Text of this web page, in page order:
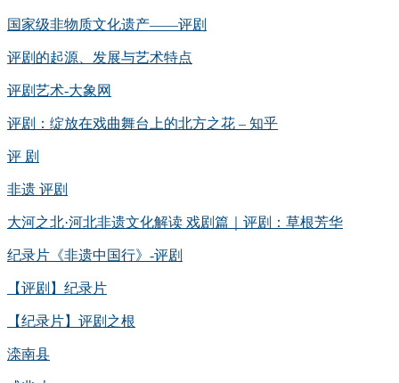
国家级非物质文化遗产——评剧
评剧的起源、发展与艺术特点
评剧艺术-大象网
评剧：绽放在戏曲舞台上的北方之花 – 知乎
评 剧
非遗 评剧
大河之北·河北非遗文化解读 戏剧篇｜评剧：草根芳华
纪录片《非遗中国行》-评剧
【评剧】纪录片
【纪录片】评剧之根
滦南县